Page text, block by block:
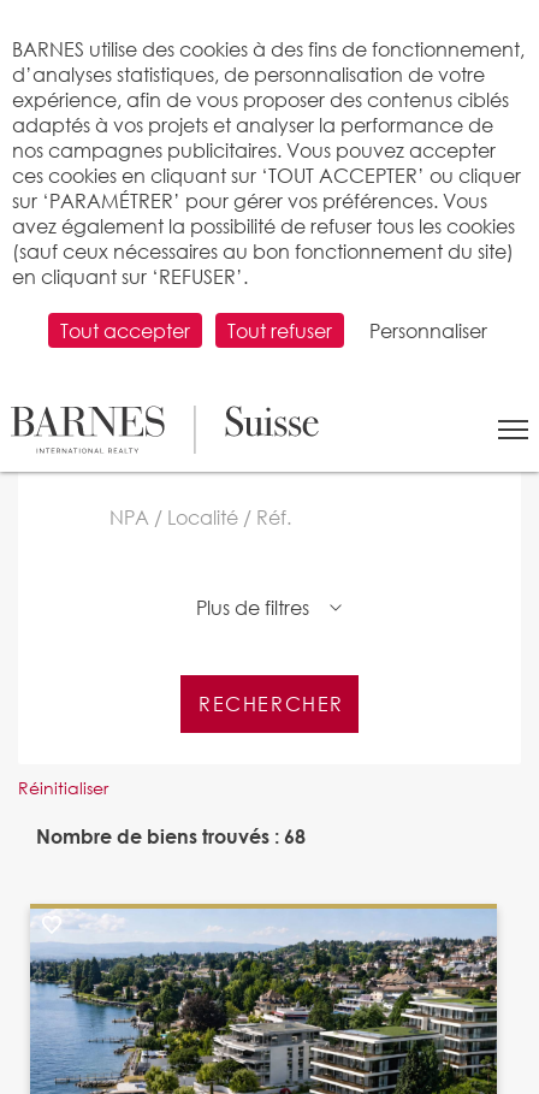
Rechercher un bien
prestige à vendre dans
nos agences BARNES
Plus de filtres
Réinitialiser
Nombre de biens trouvés : 68
BARNES utilise des cookies à des fins de fonctionnement,
d’analyses statistiques, de personnalisation de votre
expérience, afin de vous proposer des contenus ciblés
adaptés à vos projets et analyser la performance de
nos campagnes publicitaires. Vous pouvez accepter
ces cookies en cliquant sur ‘TOUT ACCEPTER’ ou cliquer
sur ‘PARAMÉTRER’ pour gérer vos préférences. Vous
avez également la possibilité de refuser tous les cookies
(sauf ceux nécessaires au bon fonctionnement du site)
en cliquant sur ‘REFUSER’.
Tout accepter Tout refuser Personnaliser